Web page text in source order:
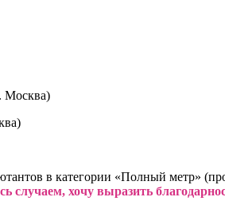
Москва)
в категории «Полный метр»
хочу выразить